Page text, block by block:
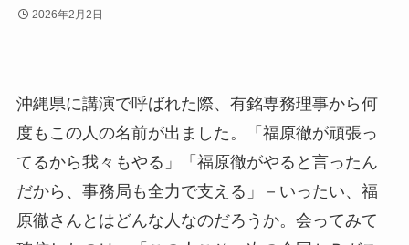
2026年2月2日
沖縄県に講演で呼ばれた際、有銘専務理事から何
度もこの人の名前が出ました。「福原徹が頑張っ
てるから我々もやる」「福原徹がやると言ったん
だから、事務局も全力で支える」－いったい、福
原徹さんとはどんな人なのだろうか。会ってみて